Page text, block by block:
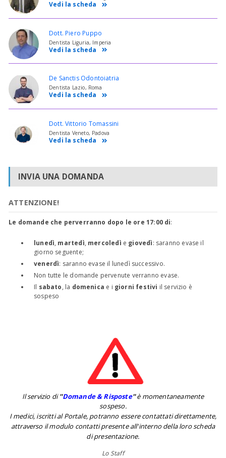
Vedi la scheda
Dott. Piero Puppo
Dentista Liguria, Imperia
Vedi la scheda
De Sanctis Odontoiatria
Dentista Lazio, Roma
Vedi la scheda
Dott. Vittorio Tomassini
Dentista Veneto, Padova
Vedi la scheda
INVIA UNA DOMANDA
ATTENZIONE!
Le domande che perverranno dopo le ore 17:00 di:
lunedì, martedì, mercoledì e giovedì: saranno evase il
giorno seguente;
venerdì: saranno evase il lunedì successivo.
Non tutte le domande pervenute verranno evase.
Il sabato, la domenica e i giorni festivi il servizio è
sospeso
Il servizio di''Domande & Risposte''è momentaneamente
sospeso.
I medici, iscritti al Portale, potranno essere contattati direttamente,
attraverso il modulo contatti presente all'interno della loro scheda
di presentazione.
Lo Staff